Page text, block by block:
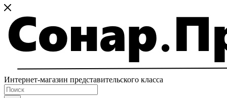
Интернет-магазин представительского класса